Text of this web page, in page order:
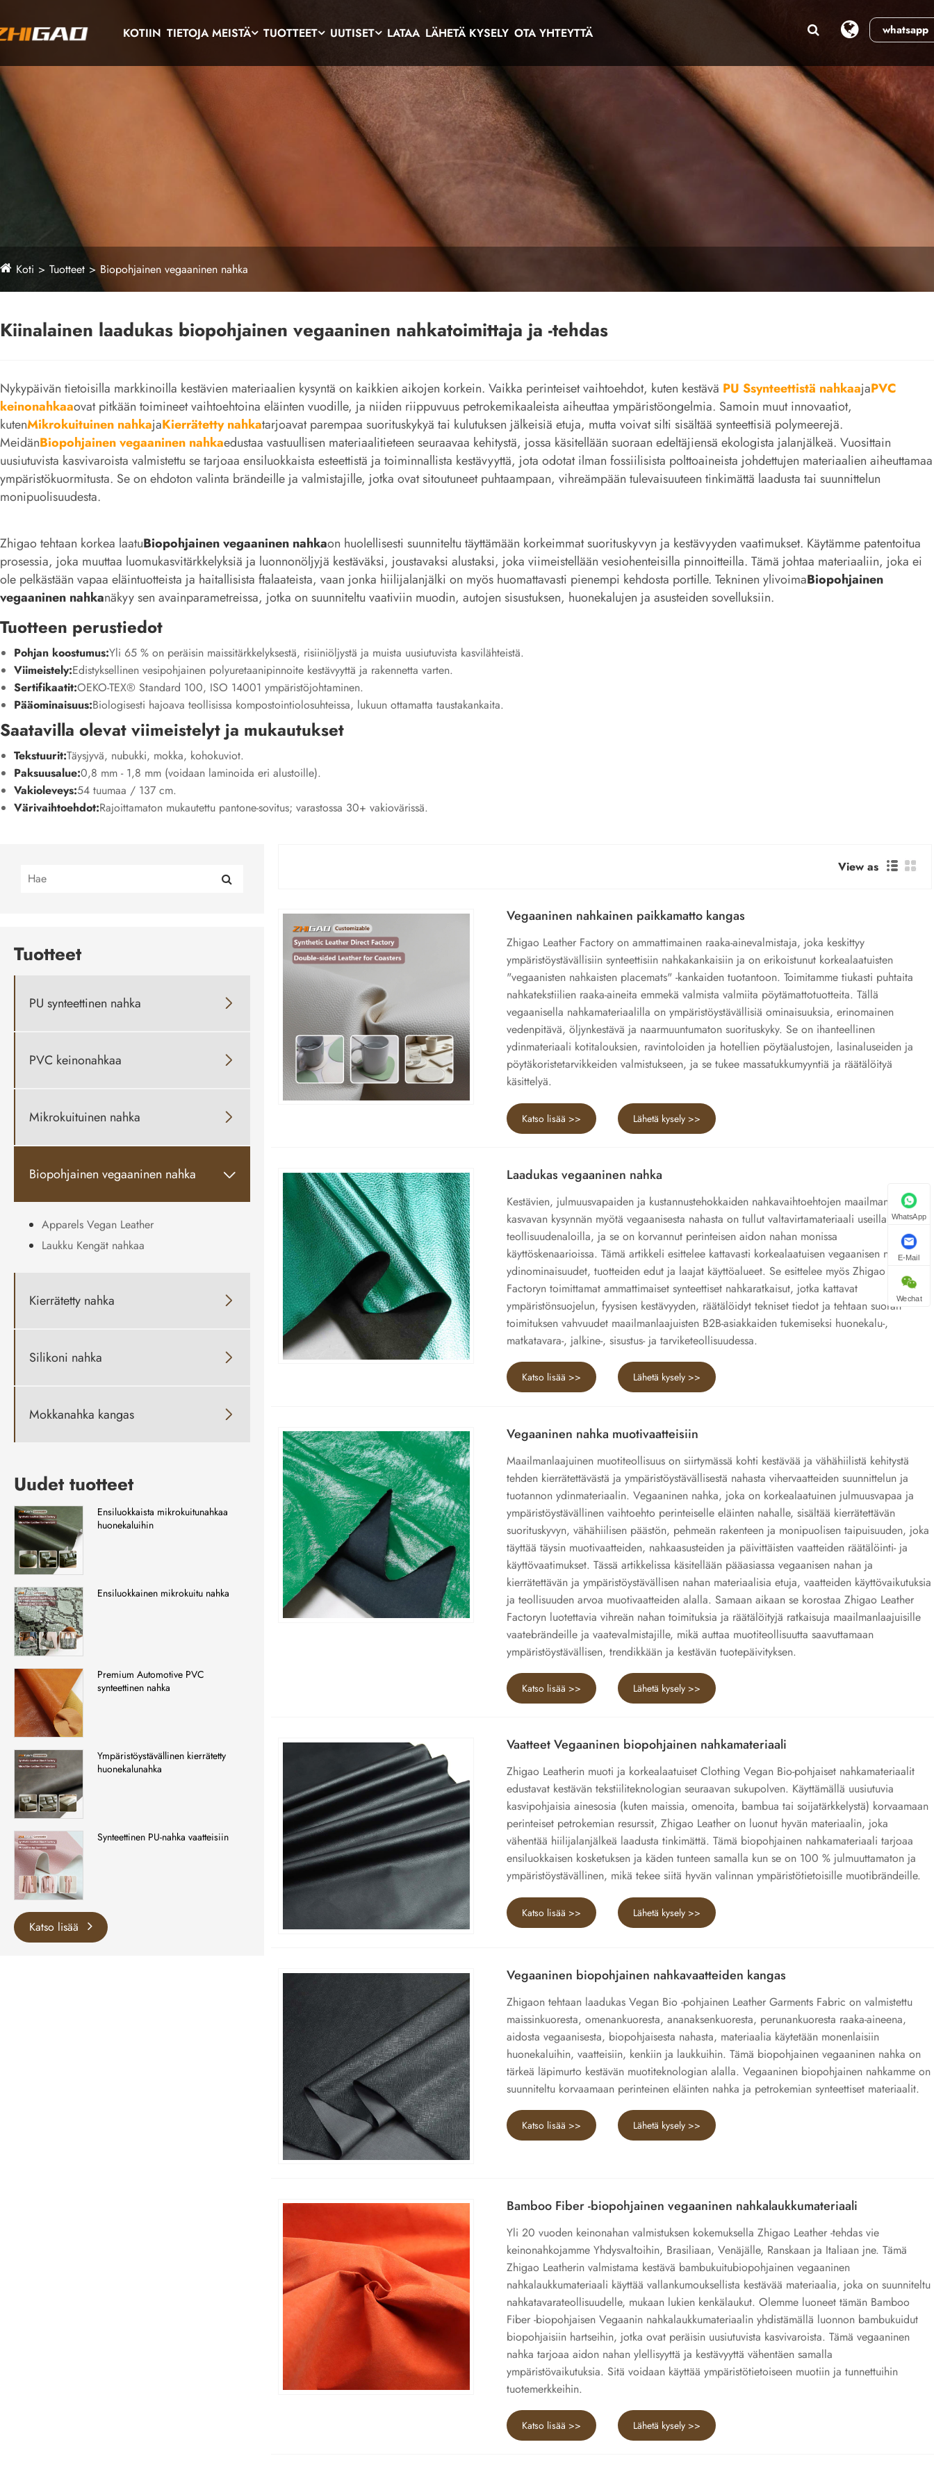
whatsapp
KOTIIN TIETOJA MEISTÄ TUOTTEET UUTISET LATAA LÄHETÄ KYSELY OTA YHTEYTTÄ
Koti Tuotteet Biopohjainen vegaaninen nahka
Kiinalainen laadukas biopohjainen vegaaninen nahkatoimittaja ja -tehdas
Nykypäivän tietoisilla markkinoilla kestävien materiaalien kysyntä on kaikkien aikojen korkein. Vaikka perinteiset vaihtoehdot, kuten kestävä PU Ssynteettistä nahkaajaPVC
keinonahkaaovat pitkään toimineet vaihtoehtoina eläinten vuodille, ja niiden riippuvuus petrokemikaaleista aiheuttaa ympäristöongelmia. Samoin muut innovaatiot,
kutenMikrokuituinen nahkajaKierrätetty nahkatarjoavat parempaa suorituskykyä tai kulutuksen jälkeisiä etuja, mutta voivat silti sisältää synteettisiä polymeerejä.
MeidänBiopohjainen vegaaninen nahkaedustaa vastuullisen materiaalitieteen seuraavaa kehitystä, jossa käsitellään suoraan edeltäjiensä ekologista jalanjälkeä. Vuosittain
uusiutuvista kasvivaroista valmistettu se tarjoaa ensiluokkaista esteettistä ja toiminnallista kestävyyttä, jota odotat ilman fossiilisista polttoaineista johdettujen materiaalien aiheuttamaa
ympäristökuormitusta. Se on ehdoton valinta brändeille ja valmistajille, jotka ovat sitoutuneet puhtaampaan, vihreämpään tulevaisuuteen tinkimättä laadusta tai suunnittelun
monipuolisuudesta.
Zhigao tehtaan korkea laatuBiopohjainen vegaaninen nahkaon huolellisesti suunniteltu täyttämään korkeimmat suorituskyvyn ja kestävyyden vaatimukset. Käytämme patentoitua
prosessia, joka muuttaa luomukasvitärkkelyksiä ja luonnonöljyjä kestäväksi, joustavaksi alustaksi, joka viimeistellään vesiohenteisilla pinnoitteilla. Tämä johtaa materiaaliin, joka ei
ole pelkästään vapaa eläintuotteista ja haitallisista ftalaateista, vaan jonka hiilijalanjälki on myös huomattavasti pienempi kehdosta portille. Tekninen ylivoimaBiopohjainen
vegaaninen nahkanäkyy sen avainparametreissa, jotka on suunniteltu vaativiin muodin, autojen sisustuksen, huonekalujen ja asusteiden sovelluksiin.
Tuotteen perustiedot
Pohjan koostumus:Yli 65 % on peräisin maissitärkkelyksestä, risiiniöljystä ja muista uusiutuvista kasvilähteistä.
Viimeistely:Edistyksellinen vesipohjainen polyuretaanipinnoite kestävyyttä ja rakennetta varten.
Sertifikaatit:OEKO-TEX® Standard 100, ISO 14001 ympäristöjohtaminen.
Pääominaisuus:Biologisesti hajoava teollisissa kompostointiolosuhteissa, lukuun ottamatta taustakankaita.
Saatavilla olevat viimeistelyt ja mukautukset
Tekstuurit:Täysjyvä, nubukki, mokka, kohokuviot.
Paksuusalue:0,8 mm - 1,8 mm (voidaan laminoida eri alustoille).
Vakioleveys:54 tuumaa / 137 cm.
Värivaihtoehdot:Rajoittamaton mukautettu pantone-sovitus; varastossa 30+ vakiovärissä.
Tuotteet
PU synteettinen nahka 
PVC keinonahkaa 
Mikrokuituinen nahka 
Biopohjainen vegaaninen nahka 
Apparels Vegan Leather
Laukku Kengät nahkaa
Kierrätetty nahka 
Silikoni nahka 
Mokkanahka kangas 
Uudet tuotteet
Ensiluokkaista mikrokuitunahkaa
huonekaluihin
Ensiluokkainen mikrokuitu nahka
Premium Automotive PVC
synteettinen nahka
Ympäristöystävällinen kierrätetty
huonekalunahka
Synteettinen PU-nahka vaatteisiin
Katso lisää
View as
Vegaaninen nahkainen paikkamatto kangas
Zhigao Leather Factory on ammattimainen raaka-ainevalmistaja, joka keskittyy
ympäristöystävällisiin synteettisiin nahkakankaisiin ja on erikoistunut korkealaatuisten
"vegaanisten nahkaisten placemats" -kankaiden tuotantoon. Toimitamme tiukasti puhtaita
nahkatekstiilien raaka-aineita emmekä valmista valmiita pöytämattotuotteita. Tällä
vegaanisella nahkamateriaalilla on ympäristöystävällisiä ominaisuuksia, erinomainen
vedenpitävä, öljynkestävä ja naarmuuntumaton suorituskyky. Se on ihanteellinen
ydinmateriaali kotitalouksien, ravintoloiden ja hotellien pöytäalustojen, lasinaluseiden ja
pöytäkoristetarvikkeiden valmistukseen, ja se tukee massatukkumyyntiä ja räätälöityä
käsittelyä.
Katso lisää >> Lähetä kysely >>
Laadukas vegaaninen nahka
Kestävien, julmuusvapaiden ja kustannustehokkaiden nahkavaihtoehtojen maailmanlaajuisen
kasvavan kysynnän myötä vegaanisesta nahasta on tullut valtavirtamateriaali useilla
teollisuudenaloilla, ja se on korvannut perinteisen aidon nahan monissa
käyttöskenaarioissa. Tämä artikkeli esittelee kattavasti korkealaatuisen vegaanisen nahan
ydinominaisuudet, tuotteiden edut ja laajat käyttöalueet. Se esittelee myös Zhigao Leather
Factoryn toimittamat ammattimaiset synteettiset nahkaratkaisut, jotka kattavat
ympäristönsuojelun, fyysisen kestävyyden, räätälöidyt tekniset tiedot ja tehtaan suoran
toimituksen vahvuudet maailmanlaajuisten B2B-asiakkaiden tukemiseksi huonekalu-,
matkatavara-, jalkine-, sisustus- ja tarviketeollisuudessa.
Katso lisää >> Lähetä kysely >>
Vegaaninen nahka muotivaatteisiin
Maailmanlaajuinen muotiteollisuus on siirtymässä kohti kestävää ja vähähiilistä kehitystä
tehden kierrätettävästä ja ympäristöystävällisestä nahasta vihervaatteiden suunnittelun ja
tuotannon ydinmateriaalin. Vegaaninen nahka, joka on korkealaatuinen julmuusvapaa ja
ympäristöystävällinen vaihtoehto perinteiselle eläinten nahalle, sisältää kierrätettävän
suorituskyvyn, vähähiilisen päästön, pehmeän rakenteen ja monipuolisen taipuisuuden, joka
täyttää täysin muotivaatteiden, nahkaasusteiden ja päivittäisten vaatteiden räätälöinti- ja
käyttövaatimukset. Tässä artikkelissa käsitellään pääasiassa vegaanisen nahan ja
kierrätettävän ja ympäristöystävällisen nahan materiaalisia etuja, vaatteiden käyttövaikutuksia
ja teollisuuden arvoa muotivaatteiden alalla. Samaan aikaan se korostaa Zhigao Leather
Factoryn luotettavia vihreän nahan toimituksia ja räätälöityjä ratkaisuja maailmanlaajuisille
vaatebrändeille ja vaatevalmistajille, mikä auttaa muotiteollisuutta saavuttamaan
ympäristöystävällisen, trendikkään ja kestävän tuotepäivityksen.
Katso lisää >> Lähetä kysely >>
Vaatteet Vegaaninen biopohjainen nahkamateriaali
Zhigao Leatherin muoti ja korkealaatuiset Clothing Vegan Bio-pohjaiset nahkamateriaalit
edustavat kestävän tekstiiliteknologian seuraavan sukupolven. Käyttämällä uusiutuvia
kasvipohjaisia ​​ainesosia (kuten maissia, omenoita, bambua tai soijatärkkelystä) korvaamaan
perinteiset petrokemian resurssit, Zhigao Leather on luonut hyvän materiaalin, joka
vähentää hiilijalanjälkeä laadusta tinkimättä. Tämä biopohjainen nahkamateriaali tarjoaa
ensiluokkaisen kosketuksen ja käden tunteen samalla kun se on 100 % julmuuttamaton ja
ympäristöystävällinen, mikä tekee siitä hyvän valinnan ympäristötietoisille muotibrändeille.
Katso lisää >> Lähetä kysely >>
Vegaaninen biopohjainen nahkavaatteiden kangas
Zhigaon tehtaan laadukas Vegan Bio -pohjainen Leather Garments Fabric on valmistettu
maissinkuoresta, omenankuoresta, ananaksenkuoresta, perunankuoresta raaka-aineena,
aidosta vegaanisesta, biopohjaisesta nahasta, materiaalia käytetään monenlaisiin
huonekaluihin, vaatteisiin, kenkiin ja laukkuihin. Tämä biopohjainen vegaaninen nahka on
tärkeä läpimurto kestävän muotiteknologian alalla. Vegaaninen biopohjainen nahkamme on
suunniteltu korvaamaan perinteinen eläinten nahka ja petrokemian synteettiset materiaalit.
Katso lisää >> Lähetä kysely >>
Bamboo Fiber -biopohjainen vegaaninen nahkalaukkumateriaali
Yli 20 vuoden keinonahan valmistuksen kokemuksella Zhigao Leather -tehdas vie
keinonahkojamme Yhdysvaltoihin, Brasiliaan, Venäjälle, Ranskaan ja Italiaan jne. Tämä
Zhigao Leatherin valmistama kestävä bambukuitubiopohjainen vegaaninen
nahkalaukkumateriaali käyttää vallankumouksellista kestävää materiaalia, joka on suunniteltu
nahkatavarateollisuudelle, mukaan lukien kenkälaukut. Olemme luoneet tämän Bamboo
Fiber -biopohjaisen Vegaanin nahkalaukkumateriaalin yhdistämällä luonnon bambukuidut
biopohjaisiin hartseihin, jotka ovat peräisin uusiutuvista kasvivaroista. Tämä vegaaninen
nahka tarjoaa aidon nahan ylellisyyttä ja kestävyyttä vähentäen samalla
ympäristövaikutuksia. Sitä voidaan käyttää ympäristötietoiseen muotiin ja tunnettuihin
tuotemerkkeihin.
Katso lisää >> Lähetä kysely >>
WhatsApp
E-Mail
Wechat